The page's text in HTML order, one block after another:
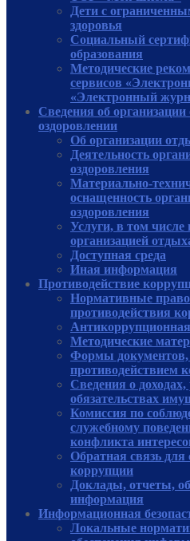
Дети с
здоровья
Социальный
образования
Методические
сервисов
«Электронный
Сведения об
оздоровлении
Об организации
Деятельность
оздоровления
Материально-
оснащенность
оздоровления
Услуги, в том
организацией
Доступная среда
Иная информация
Противодействие
Нормативные
противодействия
Антикоррупционная
Методические
Формы документов,
противодействием
Сведения о
обязательствах
Комиссия по
служебному
конфликта
Обратная связь
коррупции
Доклады, отчеты,
информация
Информационная
Локальные